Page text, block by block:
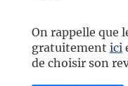
On rappelle que
gratuitement ici
de choisir son